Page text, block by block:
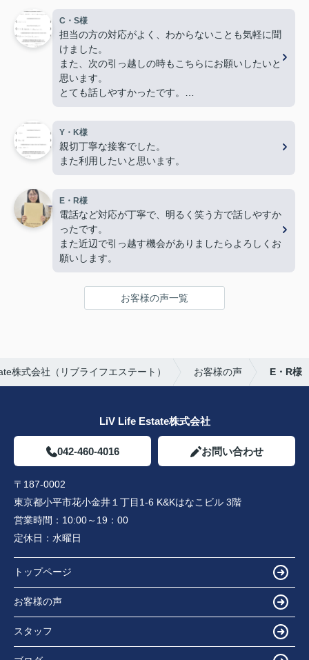
C・S様
担当の方の対応がよく、わからないことも気軽に聞
けました。
また、次の引っ越しの時もこちらにお願いしたいと
思います。
とても話しやすかったです。
Y・K様
親切丁寧な接客でした。
また利用したいと思います。
E・R様
電話など対応が丁寧で、明るく笑う方で話しやすか
ったです。
また近辺で引っ越す機会がありましたらよろしくお
願いします。
お客様の声一覧
株式会社（リブライフエステート） お客様の声 E・R様
LiV Life Estate株式会社
042-460-4016 お問い合わせ
〒187-0002
東京都小平市花小金井１丁目1-6 K&Kはなこビル 3階
営業時間： 10:00～19：00
定休日： 水曜日
トップページ
お客様の声
スタッフ